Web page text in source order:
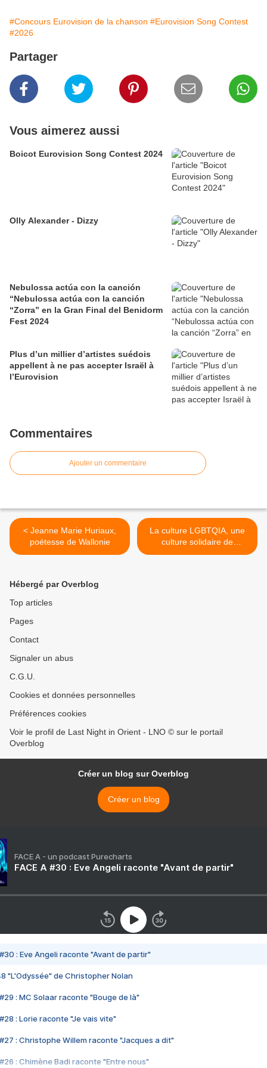
#Concours Eurovision de la chanson #Eurovision Song Contest
#2026
Partager
Vous aimerez aussi
Boicot Eurovision Song Contest 2024
Olly Alexander - Dizzy
Nebulossa actúa con la canción
“Nebulossa actúa con la canción
“Zorra” en la Gran Final del Benidorm
Fest 2024
Plus d’un millier d’artistes suédois
appellent à ne pas accepter Israël à
l’Eurovision
Commentaires
Ajouter un commentaire
< Jeanne Marie Huriaux,
poétesse de Wallonie
La culture LGBTQIA, une
culture solidaire de
résilience créative >
Hébergé par Overblog
Top articles
Pages
Contact
Signaler un abus
C.G.U.
Cookies et données personnelles
Préférences cookies
Voir le profil de Last Night in Orient - LNO © sur le portail
Overblog
Créer un blog sur Overblog
Créer un blog
FACE A - un podcast Purecharts
FACE A #30 : Eve Angeli raconte "Avant de partir"
#30 : Eve Angeli raconte "Avant de partir"
"L'Odyssée" de Christopher Nolan
#29 : MC Solaar raconte "Bouge de là"
#28 : Lorie raconte "Je vais vite"
#27 : Christophe Willem raconte "Jacques a dit"
#26 : Chimène Badi raconte "Entre nous"